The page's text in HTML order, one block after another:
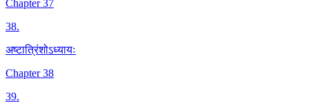
Chapter 37
38.
अष्टात्रिंशोऽध्यायः
Chapter 38
39.